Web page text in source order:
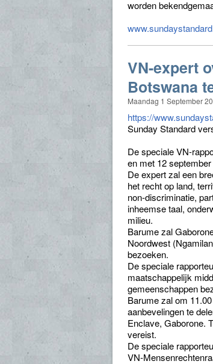
worden
VN-expert
Botswana
Maandag 1 September
https://
Sunday Standard
De speciale VN-
en met 12
De expert zal een
het recht op land,
non-discriminatie,
inheemse taal,
milieu.
Barume zal
Noordwest
bezoeken.
De speciale
maatschappelijk
gemeenschappen
Barume zal om
aanbevelingen te
Enclave, Gaborone.
vereist.
De speciale
VN-